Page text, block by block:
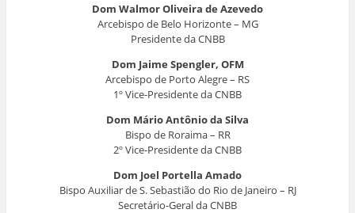
Dom Walmor Oliveira de Azevedo
Arcebispo de Belo Horizonte – MG
Presidente da CNBB
Dom Jaime Spengler, OFM
Arcebispo de Porto Alegre – RS
1º Vice-Presidente da CNBB
Dom Mário Antônio da Silva
Bispo de Roraima – RR
2º Vice-Presidente da CNBB
Dom Joel Portella Amado
Bispo Auxiliar de S. Sebastião do Rio de Janeiro – RJ
Secretário-Geral da CNBB